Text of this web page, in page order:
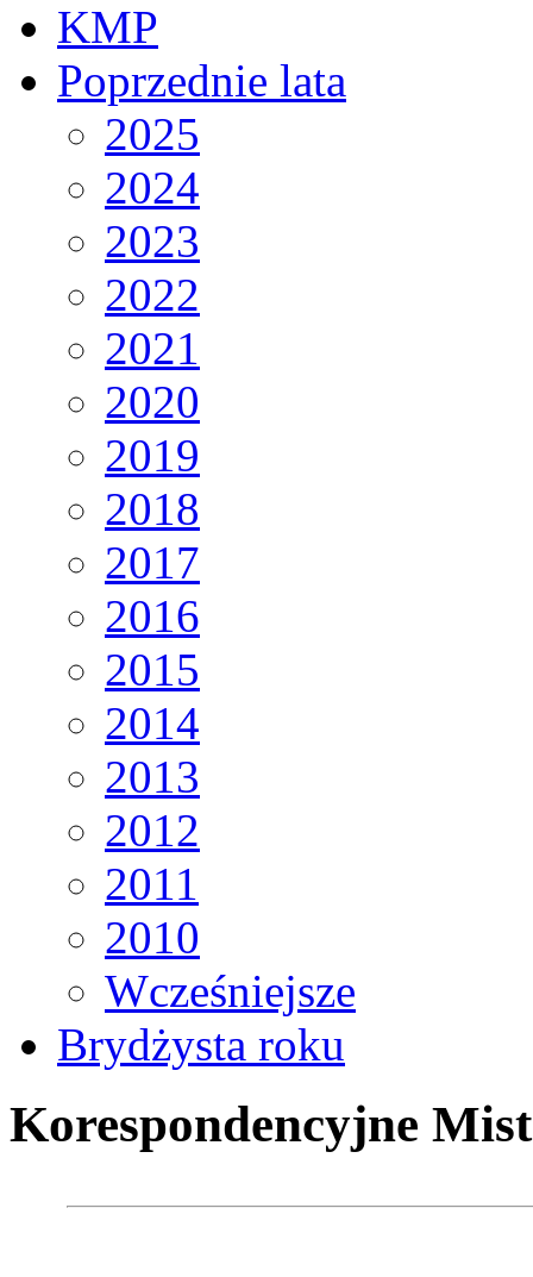
KMP
Poprzednie lata
2025
2024
2023
2022
2021
2020
2019
2018
2017
2016
2015
2014
2013
2012
2011
2010
Wcześniejsze
Brydżysta roku
Korespondencyjne